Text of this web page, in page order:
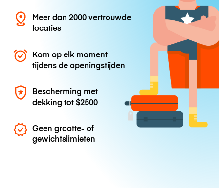
Meer dan 2000 vertrouwde
locaties
Kom op elk moment
tijdens de openingstijden
Bescherming met
dekking tot$2500
Geen grootte- of
gewichtslimieten